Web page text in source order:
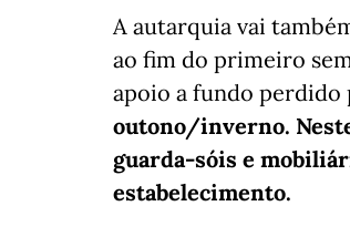
A autarquia vai
ao fim do primeiro
apoio a fundo perdido
outono/inverno.
guarda-sóis e
estabelecimento.